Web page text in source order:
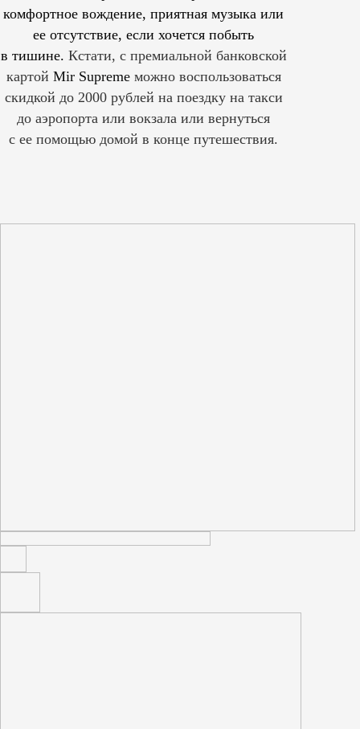
комфортное вождение, приятная музыка или
ее отсутствие, если хочется побыть
в тишине. Кстати, с премиальной банковской
картой Mir Supreme можно воспользоваться
скидкой до 2000 рублей на поездку на такси
до аэропорта или вокзала или вернуться
с ее помощью домой в конце путешествия.